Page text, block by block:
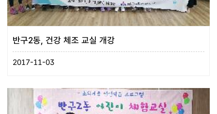
반구2동, 건강 체조 교실 개강
2017-11-03